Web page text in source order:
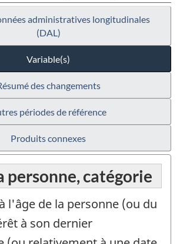
administratives longitudinales
(DAL)
Variable(s)
des changements
périodes de référence
Produits connexes
personne, catégorie
l'âge de la personne (ou du
à son dernier